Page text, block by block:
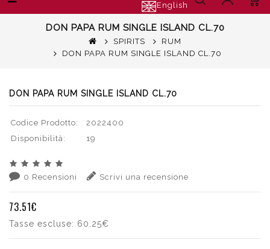
English
DON PAPA RUM SINGLE ISLAND CL.70
SPIRITS
RUM
DON PAPA RUM SINGLE ISLAND CL.70
DON PAPA RUM SINGLE ISLAND CL.70
Codice Prodotto:
2022400
Disponibilità:
19
0 Recensioni Scrivi una recensione
73.51€
Tasse escluse: 60.25€